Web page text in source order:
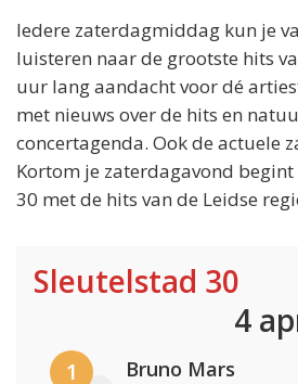
Iedere zaterdagmiddag kun je
luisteren naar de grootste hits
uur lang aandacht voor dé
met nieuws over de hits en
concertagenda. Ook de actuele
Kortom je zaterdagavond
30 met de hits van de Leidse
Sleutelstad 30
4
1 Bruno Mars